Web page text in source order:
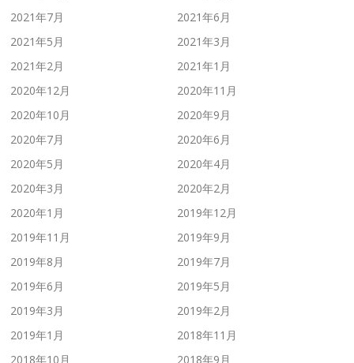
2021年7月
2021年6月
2021年5月
2021年3月
2021年2月
2021年1月
2020年12月
2020年11月
2020年10月
2020年9月
2020年7月
2020年6月
2020年5月
2020年4月
2020年3月
2020年2月
2020年1月
2019年12月
2019年11月
2019年9月
2019年8月
2019年7月
2019年6月
2019年5月
2019年3月
2019年2月
2019年1月
2018年11月
2018年10月
2018年9月